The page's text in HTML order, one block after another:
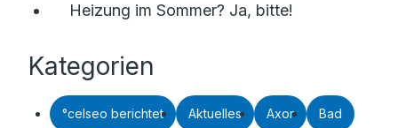
Heizung im Sommer? Ja, bitte!
Kategorien
°celseo berichtet Aktuelles Axor Bad